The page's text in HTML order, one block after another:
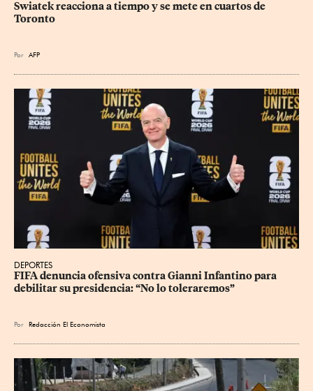
Swiatek reacciona a tiempo y se mete en cuartos de
Toronto
Por AFP
DEPORTES
FIFA denuncia ofensiva contra Gianni Infantino para
debilitar su presidencia: “No lo toleraremos”
Por Redacción El Economista